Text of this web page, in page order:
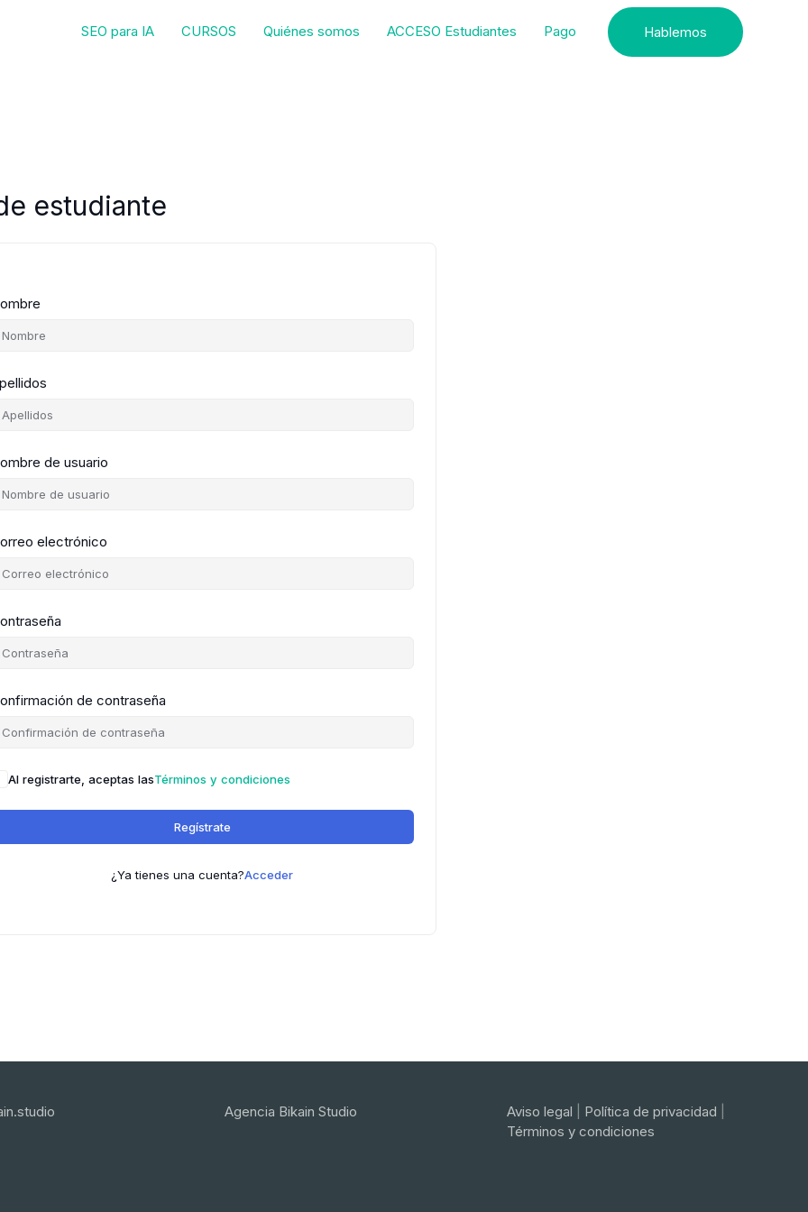
SEO para IA CURSOS Quiénes somos ACCESO Estudiantes Pago Hablemos
estudiante
de usuario
electrónico
de contraseña
Al registrarte, aceptas lasTérminos y condiciones
Regístrate
¿Ya tienes una cuenta?Acceder
Agencia Bikain Studio Aviso legal Política de privacidad
Términos y condiciones